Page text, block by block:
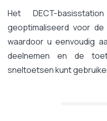
Het DECT-
geoptimaliseerd voor
waardoor u eenvoudig
deelnemen en de
sneltoetsen kunt